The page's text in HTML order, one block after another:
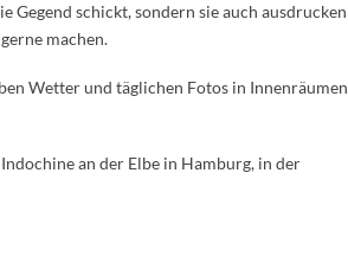
Gegend schickt, sondern sie auch ausdrucken
machen.
Wetter und täglichen Fotos in Innenräumen
an der Elbe in Hamburg, in der